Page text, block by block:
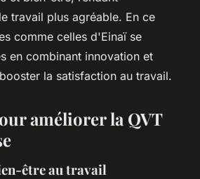
travail plus agréable. En ce
comme celles d'Einaï se
en combinant innovation et
la satisfaction au travail.
améliorer la QVT
être au travail